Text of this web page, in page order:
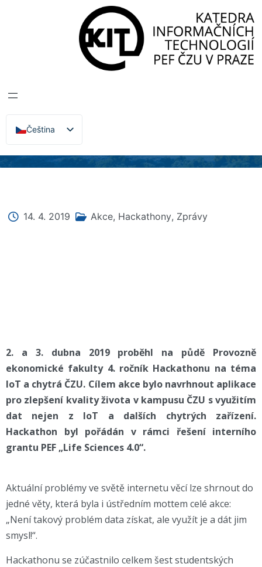
Čeština
English
informačních technologií
Zprávy, Akce,
PROBĚHL
A CHYTRÁ ČZU
14. 4. 2019 Akce, Hackathony, Zprávy
2. a 3. dubna 2019 proběhl na půdě Provozně
ekonomické fakulty 4. ročník Hackathonu na téma
IoT a chytrá ČZU. Cílem akce bylo navrhnout aplikace
pro zlepšení kvality života v kampusu ČZU s využitím
dat nejen z IoT a dalších chytrých zařízení.
Hackathon byl pořádán v rámci řešení interního
grantu PEF „Life Sciences 4.0“.
Aktuální problémy ve světě internetu věcí lze shrnout do
jedné věty, která byla i ústředním mottem celé akce:
„Není takový problém data získat, ale využít je a dát jim
smysl!“.
Hackathonu se zúčastnilo celkem šest studentských